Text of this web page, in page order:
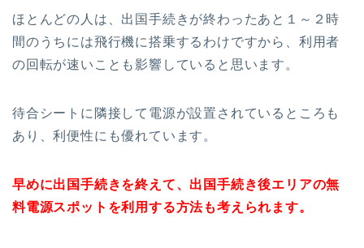
ほとんどの人は、出国手続きが終わったあと１～２時
間のうちには飛行機に搭乗するわけですから、利用者
の回転が速いことも影響していると思います。
待合シートに隣接して電源が設置されているところも
あり、利便性にも優れています。
早めに出国手続きを終えて、出国手続き後エリアの無
料電源スポットを利用する方法も考えられます。